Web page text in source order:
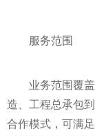
服务范围
业务范围覆
造、工程总承包
合作模式，可满